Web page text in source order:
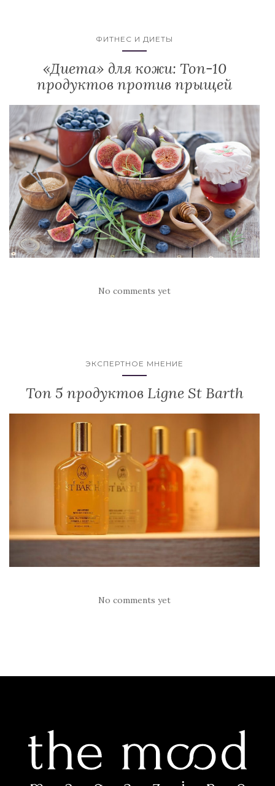
ФИТНЕС И ДИЕТЫ
«Диета» для кожи: Топ-10
продуктов против прыщей
No comments yet
ЭКСПЕРТНОЕ МНЕНИЕ
Топ 5 продуктов Ligne St Barth
No comments yet